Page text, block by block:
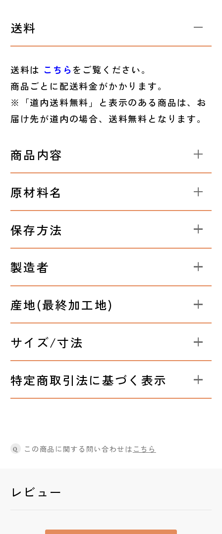
送料
送料は こちらをご覧ください。
商品ごとに配送料金がかかります。
※「道内送料無料」と表示のある商品は、お
届け先が道内の場合、送料無料となります。
商品内容
原材料名
保存方法
製造者
産地(最終加工地)
サイズ/寸法
特定商取引法に基づく表示
Q この商品に関する問い合わせはこちら
レビュー